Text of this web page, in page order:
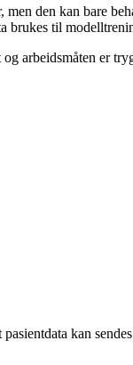
den kan bare
brukes til
arbeidsmåten er
kan